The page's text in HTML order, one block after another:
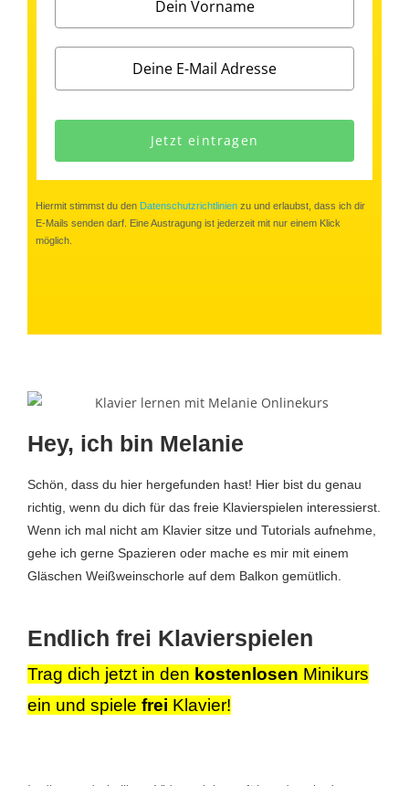
Jetzt eintragen
Hiermit stimmst du den Datenschutzrichtlinien zu und erlaubst, dass ich dir
E-Mails senden darf. Eine Austragung ist jederzeit mit nur einem Klick
möglich.
Hey, ich bin Melanie
Schön, dass du hier hergefunden hast! Hier bist du genau
richtig, wenn du dich für das freie Klavierspielen interessierst.
Wenn ich mal nicht am Klavier sitze und Tutorials aufnehme,
gehe ich gerne Spazieren oder mache es mir mit einem
Gläschen Weißweinschorle auf dem Balkon gemütlich.
Endlich frei Klavierspielen
Trag dich jetzt in den kostenlosen Minikurs
ein und spiele frei Klavier!